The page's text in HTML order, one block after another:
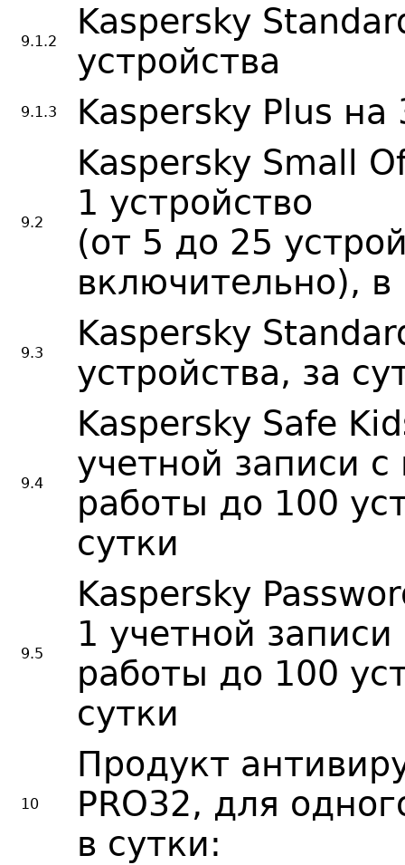
9.1.2
Kaspersky
устройства
9.1.3 Kaspersky Plus на
9.2
Kaspersky Small
1 устройство
(от 5 до 25
включительно), в
9.3
Kaspersky
устройства, за
9.4
Kaspersky Safe
учетной записи
работы до 100
сутки
9.5
Kaspersky
1 учетной
работы до 100
сутки
10
Продукт
PRO32, для
в сутки: